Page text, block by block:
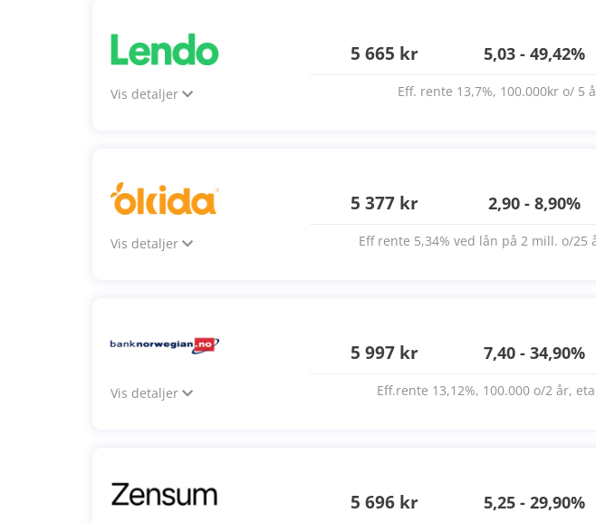
5 665 kr 5,03 - 49,42%
Vis detaljer Eff. rente 13,7%, 100.000kr o/ 5
5 377 kr 2,90 - 8,90%
Vis detaljer Eff rente 5,34% ved lån på 2 mill. o/25
5 997 kr 7,40 - 34,90%
Vis detaljer Eff.rente 13,12%, 100.000 o/2 år,
5 696 kr 5,25 - 29,90%